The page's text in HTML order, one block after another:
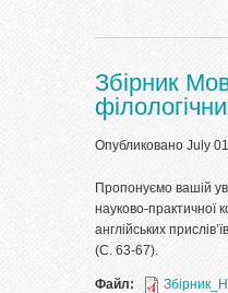
Збірник
Опубликовано July
Пропонуємо вашій
науково-практичної
англійських
(С. 63-67).
Файл: